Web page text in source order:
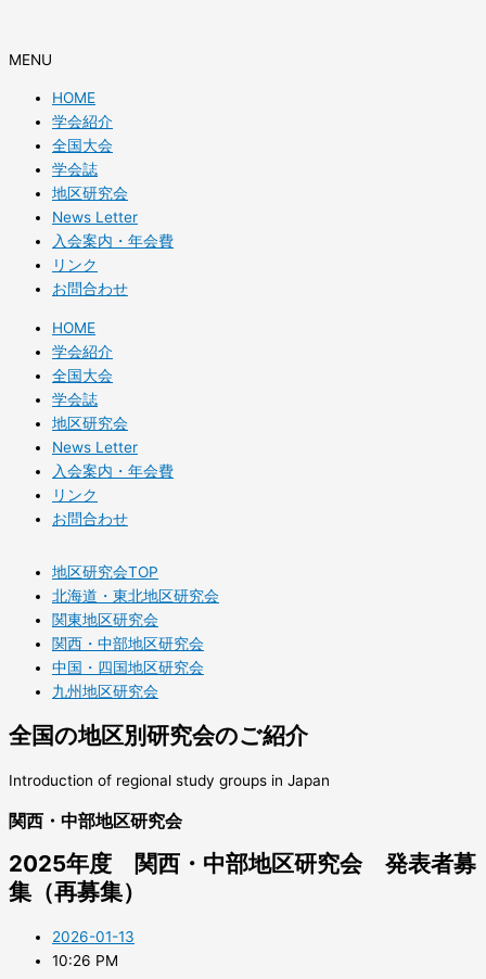
を
MENU
HOME
学会紹介
全国大会
学会誌
地区研究会
News Letter
入会案内・年会費
リンク
お問合わせ
HOME
学会紹介
全国大会
学会誌
地区研究会
News Letter
入会案内・年会費
リンク
お問合わせ
地区研究会TOP
北海道・東北地区研究会
関東地区研究会
関西・中部地区研究会
中国・四国地区研究会
九州地区研究会
全国の地区別研究会のご紹介
Introduction of regional study groups in Japan
関西・中部地区研究会
2025年度 関西・中部地区研究会 発表者募
集（再募集）
2026-01-13
10:26 PM